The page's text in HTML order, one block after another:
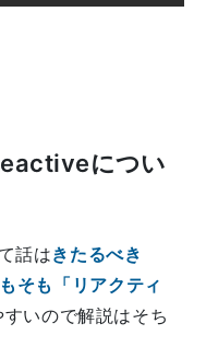
につい
話はきたるべき
そも「リアクティ
いので解説はそち